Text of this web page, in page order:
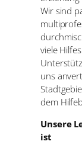
Wir sind
viele
uns
dem
Unsere